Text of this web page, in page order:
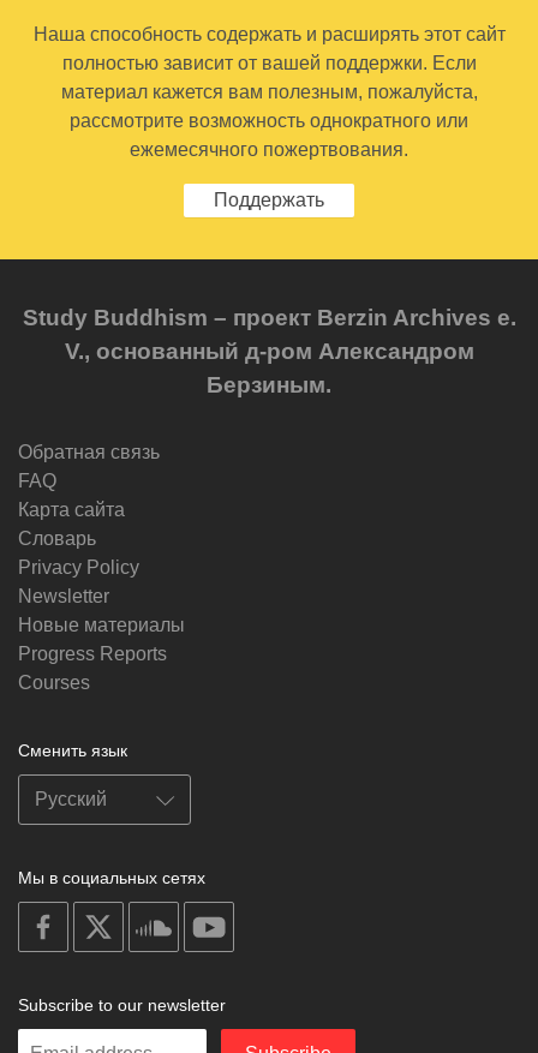
Наша способность содержать и расширять этот сайт
полностью зависит от вашей поддержки. Если
материал кажется вам полезным, пожалуйста,
рассмотрите возможность однократного или
ежемесячного пожертвования.
Поддержать
Study Buddhism – проект Berzin Archives e.
V., основанный д-ром Александром
Берзиным.
Обратная связь
FAQ
Карта сайта
Словарь
Privacy Policy
Newsletter
Новые материалы
Progress Reports
Courses
Сменить язык
Мы в социальных сетях
on
facebook
soundcloud
Subscribe to our newsletter
Enter